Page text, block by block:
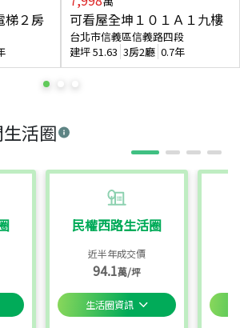
活圈
民權西路生活圈
近半年成交價
94.1萬/坪
生活圈資訊
梯２房 可看屋全坤１０１Ａ１九樓
台北市信義區信義路四段
建坪51.63 3房2廳 0.7年